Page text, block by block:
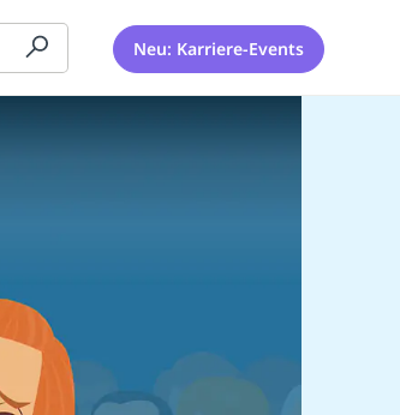
Neu: Karriere-Events